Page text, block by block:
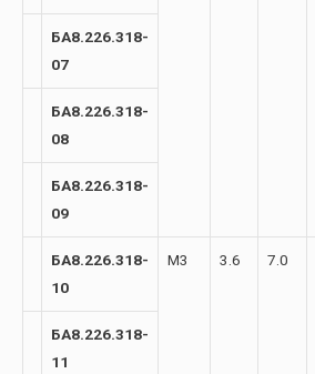
БА8.226.318-
07
БА8.226.318-
08
БА8.226.318-
09
БА8.226.318-
10
М3 3.6 7.0
БА8.226.318-
11